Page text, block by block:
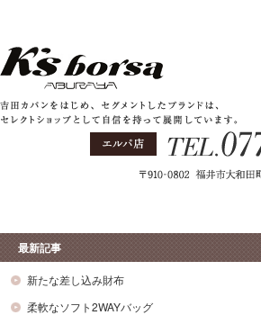
最新記事
新たな差し込み財布
柔軟なソフト2WAYバッグ